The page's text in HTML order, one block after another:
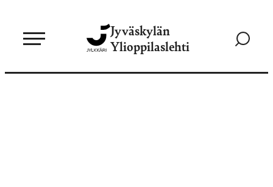
sisältöön
Jyväskylän
Ylioppilaslehti
Siirry